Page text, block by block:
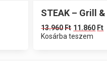
STEAK – Grill
13.960Ft 11.860 Ft
Kosárba teszem